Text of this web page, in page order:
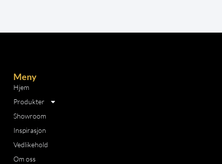
Meny
Hjem
Produkter
Showroom
Inspirasjon
Vedlikehold
Om oss